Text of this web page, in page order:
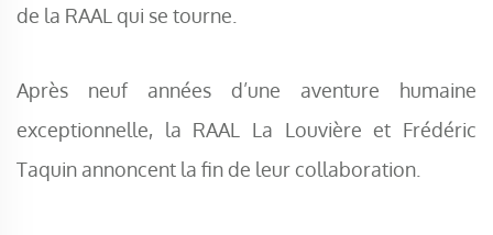
de la RAAL qui se tourne.
Après neuf années d’une aventure humaine
exceptionnelle, la RAAL La Louvière et Frédéric
Taquin annoncent la fin de leur collaboration.